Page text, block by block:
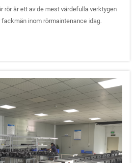
rör är ett av de mest värdefulla verktygen
inom rörmaintenance idag.
avloppssystem, industriella
är en inspektionskamera